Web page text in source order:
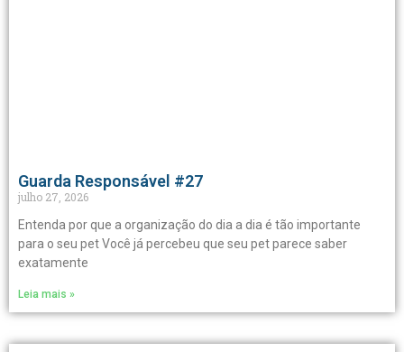
Guarda Responsável #27
julho 27, 2026
Entenda por que a organização do dia a dia é tão importante
para o seu pet Você já percebeu que seu pet parece saber
exatamente
Leia mais »